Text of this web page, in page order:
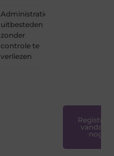
Administratie
uitbesteden
zonder
controle te
verliezen
Registreer
vandaag
nog